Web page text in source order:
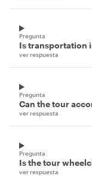
Pregunta
Is transportation
ver respuesta
Pregunta
Can the tour
ver respuesta
Pregunta
Is the tour
ver respuesta